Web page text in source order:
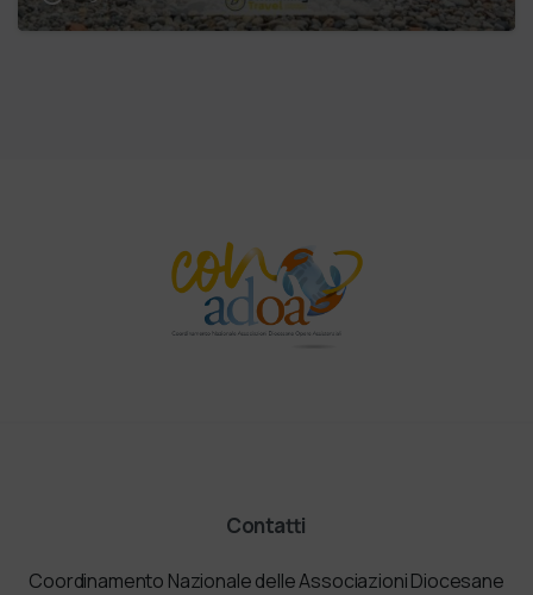
Contatti
Coordinamento Nazionale delle Associazioni Diocesane